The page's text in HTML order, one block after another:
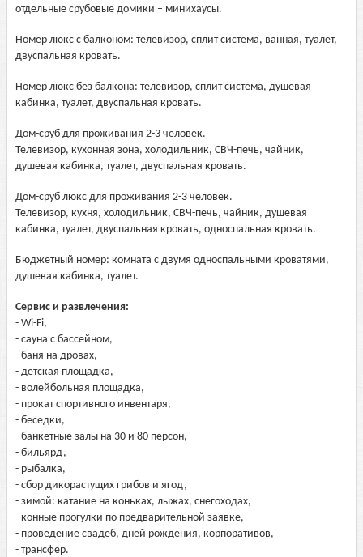
отдельные срубовые домики – минихаусы.
Номер люкс с балконом: телевизор, сплит система, ванная, туалет,
двуспальная кровать.
Номер люкс без балкона: телевизор, сплит система, душевая
кабинка, туалет, двуспальная кровать.
Дом-сруб для проживания 2-3 человек.
Телевизор, кухонная зона, холодильник, СВЧ-печь, чайник,
душевая кабинка, туалет, двуспальная кровать.
Дом-сруб люкс для проживания 2-3 человек.
Телевизор, кухня, холодильник, СВЧ-печь, чайник, душевая
кабинка, туалет, двуспальная кровать, односпальная кровать.
Бюджетный номер: комната с двумя односпальными кроватями,
душевая кабинка, туалет.
Сервис и развлечения:
- Wi-Fi,
- сауна с бассейном,
- баня на дровах,
- детская площадка,
- волейбольная площадка,
- прокат спортивного инвентаря,
- беседки,
- банкетные залы на 30 и 80 персон,
- бильярд,
- рыбалка,
- сбор дикорастущих грибов и ягод,
- зимой: катание на коньках, лыжах, снегоходах,
- конные прогулки по предварительной заявке,
- проведение свадеб, дней рождения, корпоративов,
- трансфер.